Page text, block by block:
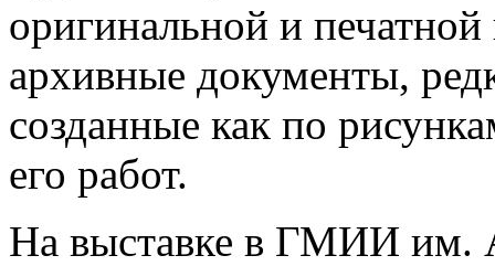
оригинальной и
архивные документы,
созданные как по
его работ.
На выставке в ГМИИ им.